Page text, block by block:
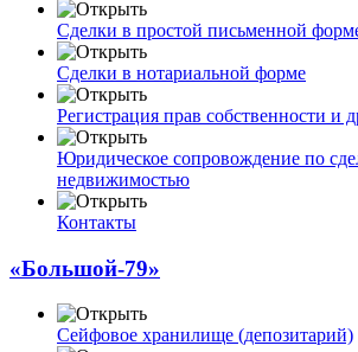
Сделки в простой письменной
Сделки в нотариальной форме
Регистрация прав собственности и
Юридическое сопровождение по
недвижимостью
Контакты
«Большой-79»
Сейфовое хранилище (депозитарий)